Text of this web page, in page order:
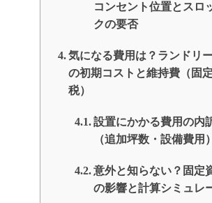
コンセント位置とスロ
クの要否
気になる費用は？ランドリ
の初期コストと維持費（固
税）
設置にかかる費用の内
（追加坪数・設備費用）
意外と知らない？固定
の影響と計算シミュレ